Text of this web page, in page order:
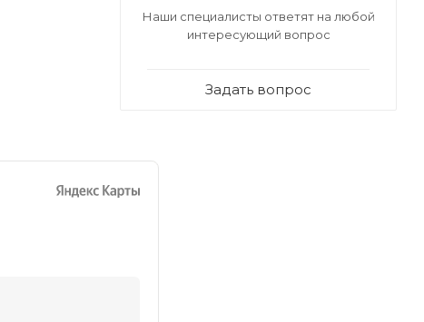
Наши специалисты ответят на любой
интересующий вопрос
Задать вопрос